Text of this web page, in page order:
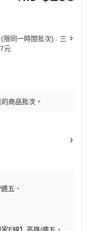
限同一時間批次) : 三
元
商品批次。
五
家E線】高雄/週五